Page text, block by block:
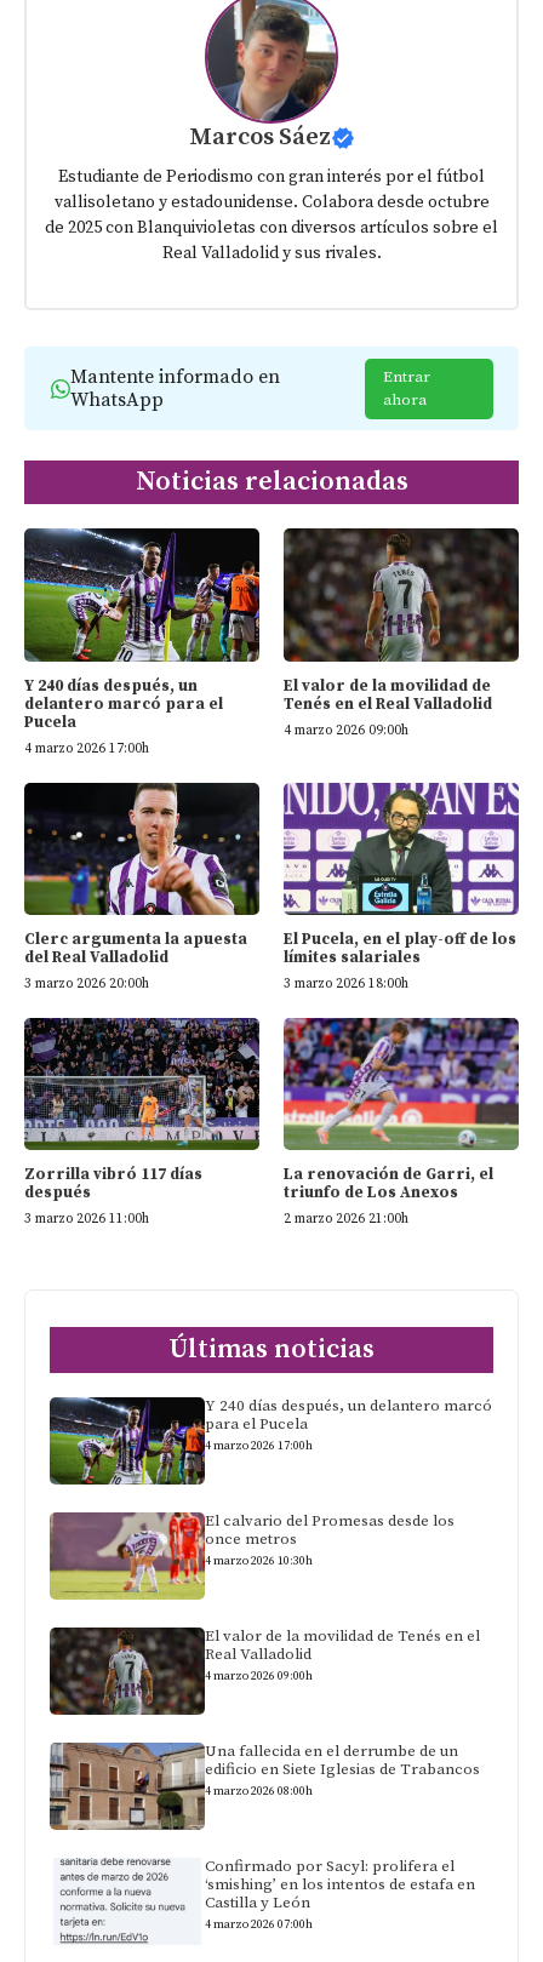
Marcos Sáez
Estudiante de Periodismo con gran interés por el fútbol
vallisoletano y estadounidense. Colabora desde octubre
de 2025 con Blanquivioletas con diversos artículos sobre el
Real Valladolid y sus rivales.
Mantente informado en
WhatsApp
Entrar
ahora
Noticias relacionadas
Y 240 días después, un
delantero marcó para el
Pucela
4 marzo 2026 17:00h
El valor de la movilidad de
Tenés en el Real Valladolid
4 marzo 2026 09:00h
Clerc argumenta la apuesta
del Real Valladolid
3 marzo 2026 20:00h
El Pucela, en el play-off de los
límites salariales
3 marzo 2026 18:00h
Zorrilla vibró 117 días
después
3 marzo 2026 11:00h
La renovación de Garri, el
triunfo de Los Anexos
2 marzo 2026 21:00h
Últimas noticias
Y 240 días después, un delantero marcó
para el Pucela
4 marzo 2026 17:00h
El calvario del Promesas desde los
once metros
4 marzo 2026 10:30h
El valor de la movilidad de Tenés en el
Real Valladolid
4 marzo 2026 09:00h
Una fallecida en el derrumbe de un
edificio en Siete Iglesias de Trabancos
4 marzo 2026 08:00h
Confirmado por Sacyl: prolifera el
‘smishing’ en los intentos de estafa en
Castilla y León
4 marzo 2026 07:00h